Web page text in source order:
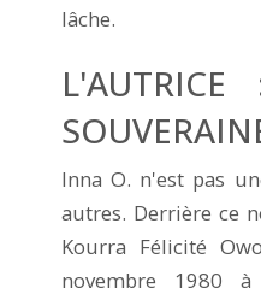
lâche.
Inna O. n'est pas
autres. Derrière ce
Kourra Félicité
novembre 1980